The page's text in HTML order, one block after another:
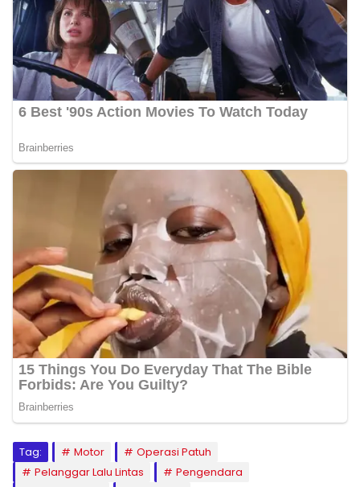
Tag: Motor
Operasi Patuh
Pelanggar Lalu Lintas
Pengendara